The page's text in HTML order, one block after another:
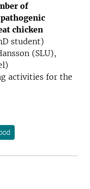
of
chicken
student)
(SLU),
activities for the